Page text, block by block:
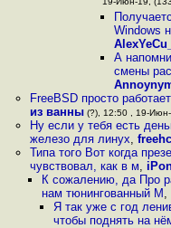
19-Июн-19,
Windows
А
смены
FreeBSD просто
из ванны(?), 12:50 , 19-Июн-
Ну если у тебя есть
железо для линух,
Типа того Вот когда
чувствовал, как в м,
К сожалению, да Про
нам тюнингованный M ,
Я так уже с год
чтобы поднять на